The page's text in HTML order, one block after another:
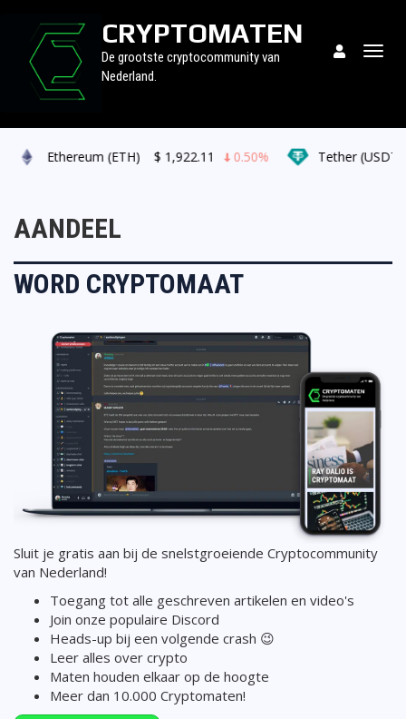
CRYPTOMATEN
De grootste cryptocommunity van
Nederland.
Ethereum (ETH) $1,922.11 0.50% Tether (USDT)
AANDEEL
WORD CRYPTOMAAT
Sluit je gratis aan bij de snelstgroeiende Cryptocommunity
van Nederland!
Toegang tot alle geschreven artikelen en video's
Join onze populaire Discord
Heads-up bij een volgende crash 😉
Leer alles over crypto
Maten houden elkaar op de hoogte
Meer dan 10.000 Cryptomaten!